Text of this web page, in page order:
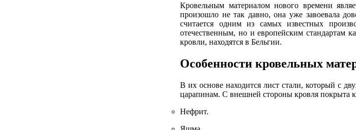
Кровельным материалом нового времени
произошло не так давно, она уже завоевала
считается одним из самых известных
отечественным, но и европейским стандартам
кровли, находятся в Бельгии.
Особенности кровельных
В их основе находится лист стали, который с
царапинам. С внешней стороны кровля покрыта
Нефрит.